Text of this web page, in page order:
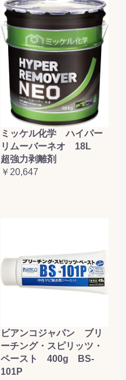
ミッケル化学 ハイパー
リムーバーネオ 18L
超強力剥離剤
￥20,647
ビアンコジャパン ブリ
ーチング・スピリッツ・
ペースト 400g BS-
101P